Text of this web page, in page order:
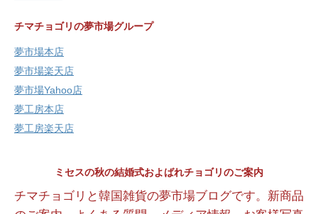
チマチョゴリの夢市場グループ
夢市場本店
夢市場楽天店
夢市場Yahoo店
夢工房本店
夢工房楽天店
ミセスの秋の結婚式およばれチョゴリのご案内
チマチョゴリと韓国雑貨の夢市場ブログです。新商品